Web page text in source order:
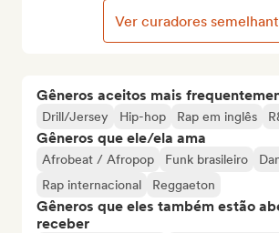
Gêneros aceitos mais
Drill/Jersey Hip-hop Rap em inglês
Gêneros que ele/ela ama
Afrobeat / Afropop Funk brasileiro
Rap internacional
Reggaeton
Gêneros que eles também estão
receber
Ver curadores